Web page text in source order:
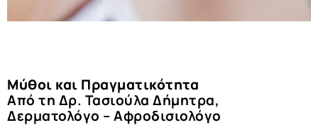
Μύθοι και Πραγματικότητα
Από τη Δρ. Τασιούλα Δήμητρα,
Δερματολόγο – Αφροδισιολόγο